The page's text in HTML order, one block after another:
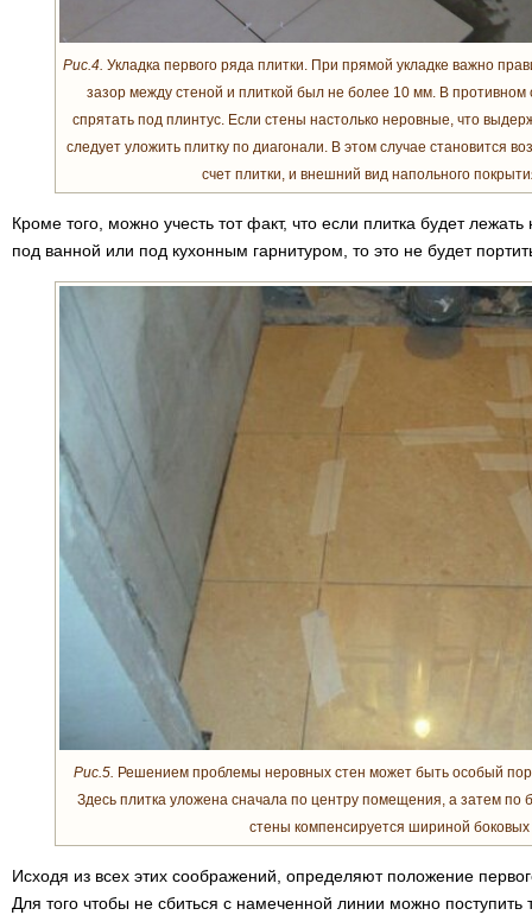
Рис.4. Укладка первого ряда плитки. При прямой укладке важно
зазор между стеной и плиткой был не более 10 мм. В противном
спрятать под плинтус. Если стены настолько неровные, что
следует уложить плитку по диагонали. В этом случае становится
счет плитки, и внешний вид напольного
Кроме того, можно учесть тот факт, что если плитка будет
под ванной или под кухонным гарнитуром, то это не будет
Рис.5. Решением проблемы неровных стен может быть особый
Здесь плитка уложена сначала по центру помещения, а затем по
стены компенсируется шириной боковых
Исходя из всех этих соображений, определяют положение
Для того чтобы не сбиться с намеченной линии можно